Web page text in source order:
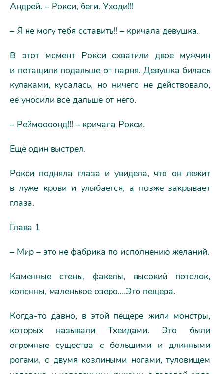
Андрей. – Рокси, беги. Уходи!!!
– Я не могу тебя оставить!! – кричала девушка.
В этот момент Рокси схватили двое мужчин
и потащили подальше от парня. Девушка билась
кулаками, кусалась, но ничего не действовало,
её уносили всё дальше от него.
– Реймоооонд!!! – кричала Рокси.
Ещё один выстрел.
Рокси подняла глаза и увидела, что он лежит
в луже крови и улыбается, а позже закрывает
глаза.
Глава 1
– Мир – это не фабрика по исполнению желаний.
Каменные стены, факелы, высокий потолок,
колонны, маленькое озеро.…Это пещера.
Когда-то давно, в этой пещере жили монстры,
которых называли Тхеидами. Это были
огромные существа с большими и длинными
рогами, с двумя козлиными ногами, туловищем